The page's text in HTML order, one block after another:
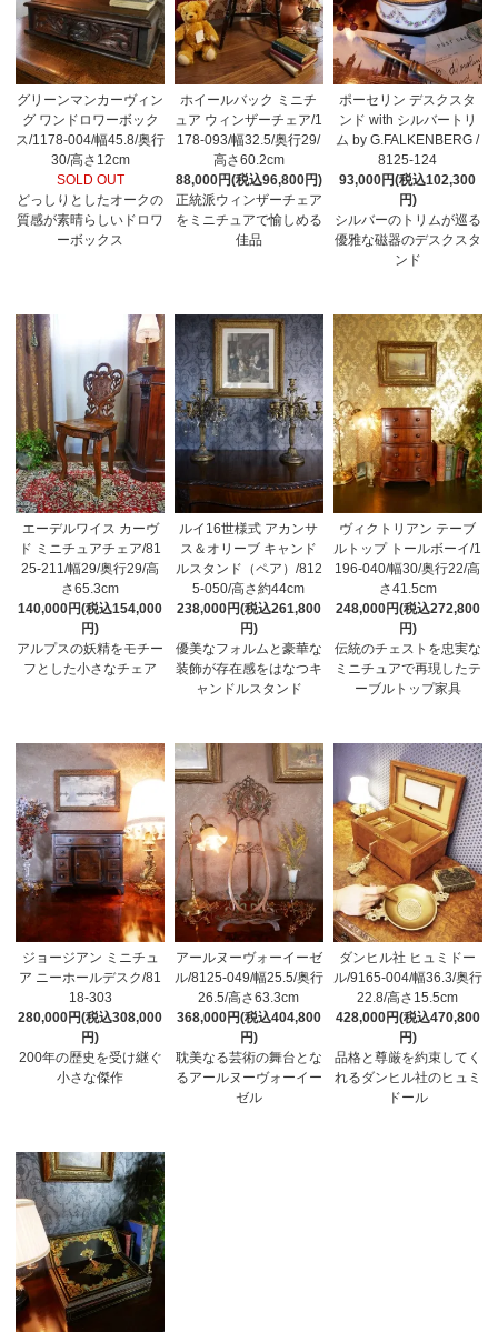
グリーンマンカーヴィン
グ ワンドロワーボック
ス/1178-004/幅45.8/奥行
30/高さ12cm
SOLD OUT
どっしりとしたオークの
質感が素晴らしいドロワ
ーボックス
ホイールバック ミニチ
ュア ウィンザーチェア/1
178-093/幅32.5/奥行29/
高さ60.2cm
88,000円(税込96,800円)
正統派ウィンザーチェア
をミニチュアで愉しめる
佳品
ポーセリン デスクスタ
ンド with シルバートリ
ム by G.FALKENBERG /
8125-124
93,000円(税込102,300
円)
シルバーのトリムが巡る
優雅な磁器のデスクスタ
ンド
エーデルワイス カーヴ
ド ミニチュアチェア/81
25-211/幅29/奥行29/高
さ65.3cm
140,000円(税込154,000
円)
アルプスの妖精をモチー
フとした小さなチェア
ルイ16世様式 アカンサ
ス＆オリーブ キャンド
ルスタンド（ペア）/812
5-050/高さ約44cm
238,000円(税込261,800
円)
優美なフォルムと豪華な
装飾が存在感をはなつキ
ャンドルスタンド
ヴィクトリアン テーブ
ルトップ トールボーイ/1
196-040/幅30/奥行22/高
さ41.5cm
248,000円(税込272,800
円)
伝統のチェストを忠実な
ミニチュアで再現したテ
ーブルトップ家具
ジョージアン ミニチュ
ア ニーホールデスク/81
18-303
280,000円(税込308,000
円)
200年の歴史を受け継ぐ
小さな傑作
アールヌーヴォーイーゼ
ル/8125-049/幅25.5/奥行
26.5/高さ63.3cm
368,000円(税込404,800
円)
耽美なる芸術の舞台とな
るアールヌーヴォーイー
ゼル
ダンヒル社 ヒュミドー
ル/9165-004/幅36.3/奥行
22.8/高さ15.5cm
428,000円(税込470,800
円)
品格と尊厳を約束してく
れるダンヒル社のヒュミ
ドール